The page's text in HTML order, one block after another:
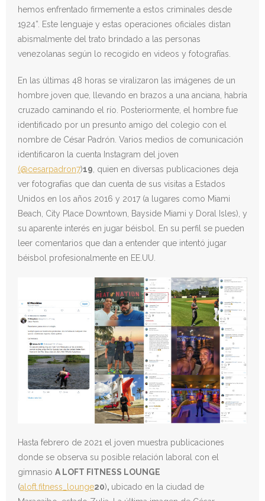
hemos enfrentado firmemente a estos criminales desde
1924”. Este lenguaje y estas operaciones oficiales distan
abismalmente del trato brindado a las personas
venezolanas según lo recogido en videos y fotografías.
En las últimas 48 horas se viralizaron las imágenes de un
hombre joven que, llevando en brazos a una anciana, habría
cruzado caminando el río. Posteriormente, el hombre fue
identificado por un presunto amigo del colegio con el
nombre de César Padrón. Varios medios de comunicación
identificaron la cuenta Instagram del joven
(@cesarpadron7)19 , quien en diversas publicaciones deja
ver fotografías que dan cuenta de sus visitas a Estados
Unidos en los años 2016 y 2017 (a lugares como Miami
Beach, City Place Downtown, Bayside Miami y Doral Isles), y
su aparente interés en jugar béisbol. En su perfil se pueden
leer comentarios que dan a entender que intentó jugar
béisbol profesionalmente en EE.UU.
Hasta febrero de 2021 el joven muestra publicaciones
donde se observa su posible relación laboral con el
gimnasio A LOFT FITNESS LOUNGE
(aloft.fitness_lounge20), ubicado en la ciudad de